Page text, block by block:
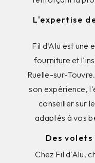
L'expertise
Fil d'Alu est une
fourniture et
Ruelle-sur-
son expérience,
conseiller sur
adaptés à vos
Des
Chez Fil d'Alu,